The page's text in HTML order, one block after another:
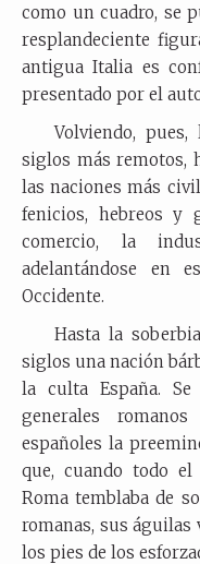
como un cuadro, se
resplandeciente
antigua Italia es
presentado por el
Volviendo,
siglos más remotos,
las naciones más
fenicios, hebreos y
comercio, la
adelantándose en
Occidente.
Hasta la
siglos una nación
la culta España.
generales
españoles la
que, cuando todo
Roma temblaba de
romanas, sus águilas
los pies de los